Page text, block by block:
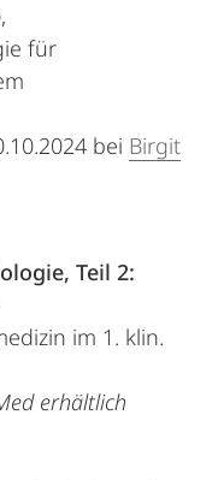
,
für
bei Birgit
Teil 2:
im 1. klin.
erhältlich